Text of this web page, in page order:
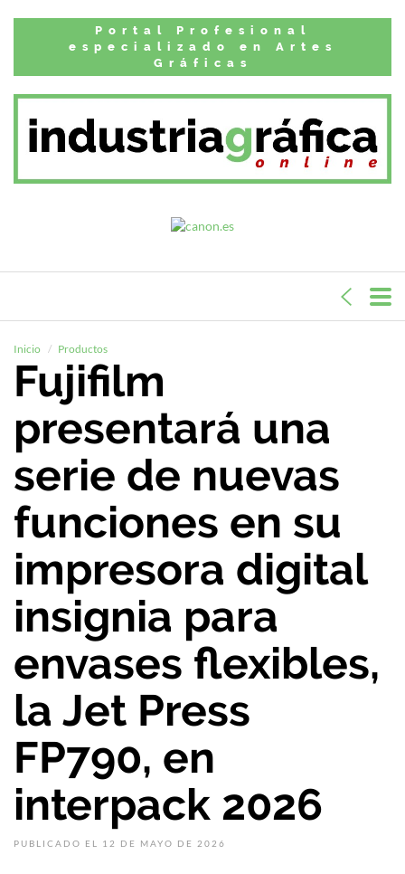
Portal Profesional
especializado en Artes
Gráficas
Inicio Productos
Fujifilm
presentará una
serie de nuevas
funciones en su
impresora digital
insignia para
envases flexibles,
la Jet Press
FP790, en
interpack 2026
PUBLICADO EL 12 DE MAYO DE 2026